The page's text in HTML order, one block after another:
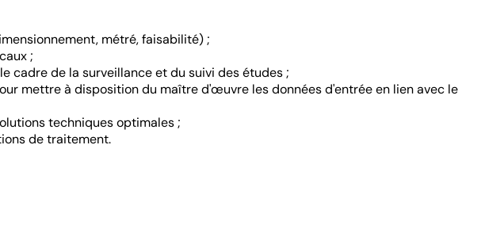
métré, faisabilité) ;
;
cadre de la surveillance et du suivi des études ;
mettre à disposition du maître d'œuvre les données d'entrée en lien avec le
techniques optimales ;
de traitement.